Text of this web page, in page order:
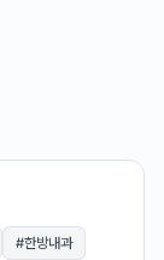
#한방내과